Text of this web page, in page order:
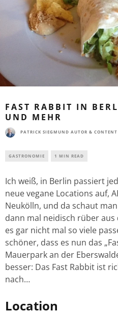
FAST RABBIT IN
UND MEHR
PATRICK SIEGMUND AUTOR & CONTENT
GASTRONOMIE 1 MIN READ
Ich weiß, in Berlin passiert
neue vegane Locations auf,
Neukölln, und da schaut
dann mal neidisch rüber aus
es gar nicht mal so viele
schöner, dass es nun das
Mauerpark an der
besser: Das Fast Rabbit ist
nach…
Location